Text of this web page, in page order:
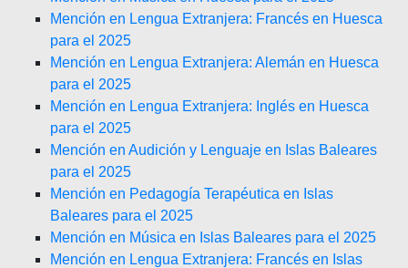
Mención en Lengua Extranjera: Francés en Huesca
para el 2025
Mención en Lengua Extranjera: Alemán en Huesca
para el 2025
Mención en Lengua Extranjera: Inglés en Huesca
para el 2025
Mención en Audición y Lenguaje en Islas Baleares
para el 2025
Mención en Pedagogía Terapéutica en Islas
Baleares para el 2025
Mención en Música en Islas Baleares para el 2025
Mención en Lengua Extranjera: Francés en Islas